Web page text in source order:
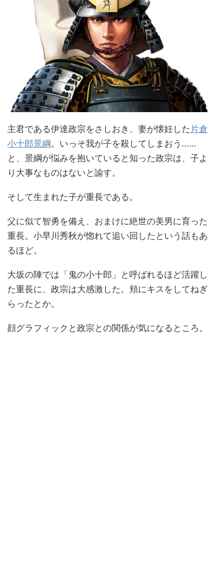
主君である伊達政宗をさしおき、妻が懐妊した 片倉
小十郎景綱。いっそ我が子を殺してしまおう……
と、景綱が悩みを抱いていると知った政宗は、子よ
り大事なものはないと諭す。
そして生まれた子が重長である。
父に似て智勇を備え、おまけに絶世の美男に育った
重長。小早川秀秋が惚れて追い回したという話もあ
るほど。
大坂の陣では「鬼の小十郎」と呼ばれるほど活躍し
た重長に、政宗は大感激した。頬にキスをしてねぎ
らったとか。
顔グラフィックと政宗との関係が気になるところ。